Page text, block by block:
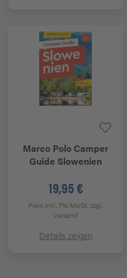
Marco Polo Camper
Guide Slowenien
19,95 €
Preis inkl. 7% MwSt.zzgl.
Versand
Details zeigen